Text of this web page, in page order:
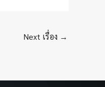
Next เรื่อง →